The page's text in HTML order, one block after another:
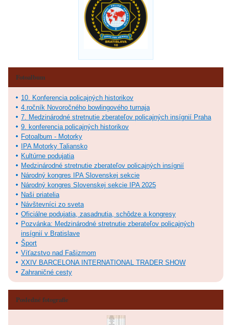
Fotoalbum
10. Konferencia policajných historikov
4.ročník Novoročného bowlingového turnaja
7. Medzinárodné stretnutie zberateľov policajných insígnií Praha
9. konferencia policajných historikov
Fotoalbum - Motorky
IPA Motorky Taliansko
Kultúrne podujatia
Medzinárodné stretnutie zberateľov policajných insígnií
Národný kongres IPA Slovenskej sekcie
Národný kongres Slovenskej sekcie IPA 2025
Naši priatelia
Návštevníci zo sveta
Oficiálne podujatia, zasadnutia, schôdze a kongresy
Pozvánka: Medzinárodné stretnutie zberateľov policajných
insígnií v Bratislave
Šport
Víťazstvo nad Fašizmom
XXIV BARCELONA INTERNATIONAL TRADER SHOW
Zahraničné cesty
Posledné fotografie